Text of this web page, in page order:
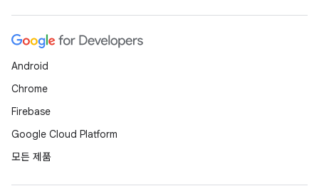
Android
Chrome
Firebase
Google Cloud Platform
모든 제품